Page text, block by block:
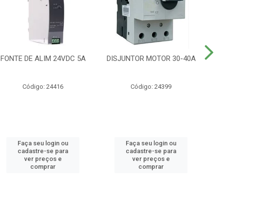
FONTE DE ALIM 24VDC 5A
Código: 24416
Faça seu login ou
cadastre-se para
ver preços e
comprar
DISJUNTOR MOTOR 30-40A
Código: 24399
Faça seu login ou
cadastre-se para
ver preços e
comprar